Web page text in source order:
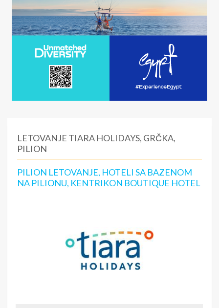
LETOVANJE TIARA HOLIDAYS, GRČKA,
PILION
PILION LETOVANJE, HOTELI SA BAZENOM
NA PILIONU, KENTRIKON BOUTIQUE HOTEL